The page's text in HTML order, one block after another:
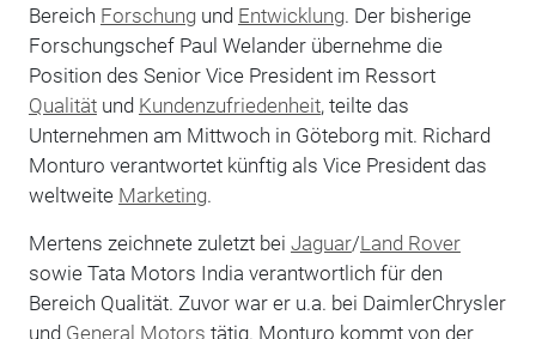
Bereich Forschungund Entwicklung. Der bisherige
Forschungschef Paul Welander übernehme die
Position des Senior Vice President im Ressort
Qualitätund Kundenzufriedenheit, teilte das
Unternehmen am Mittwoch in Göteborg mit. Richard
Monturo verantwortet künftig als Vice President das
weltweite Marketing.
Mertens zeichnete zuletzt bei Jaguar/Land Rover
sowie Tata Motors India verantwortlich für den
Bereich Qualität. Zuvor war er u.a. bei DaimlerChrysler
und General Motors tätig. Monturo kommt von der